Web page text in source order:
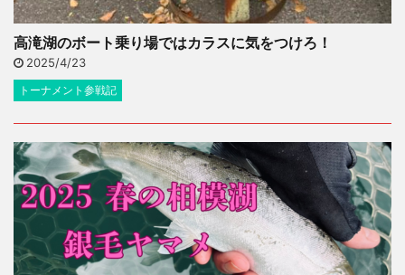
高滝湖のボート乗り場ではカラスに気をつけろ！
2025/4/23
トーナメント参戦記